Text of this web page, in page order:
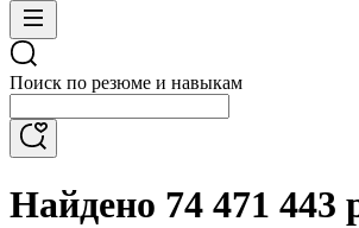
Поиск по резюме и навыкам
Найдено 74 471 443